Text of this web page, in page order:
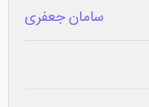
سامان جعفری